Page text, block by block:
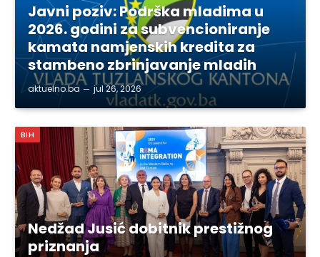
Javni poziv: Podrška mladima u
2026. godini za subvencioniranje
kamata namjenskih kredita za
stambeno zbrinjavanje mladih
aktuelno.ba jul 26, 2026
BIH
Nedžad Jusić dobitnik prestižnog
priznanja